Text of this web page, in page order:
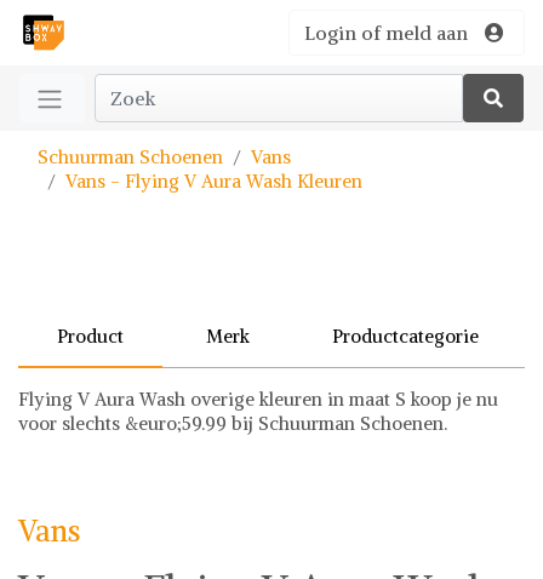
Login of meld aan
Schuurman Schoenen
Vans
Vans - Flying V Aura Wash Kleuren
Product Merk Productcategorie
Flying V Aura Wash overige kleuren in maat S koop je nu
voor slechts &euro;59.99 bij Schuurman Schoenen.
fashion wish-list samen. Veilig online shoppen.
Vans